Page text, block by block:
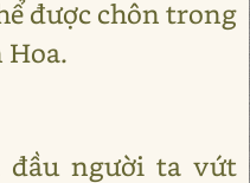
được chôn trong
Hoa.
đầu người ta vứt